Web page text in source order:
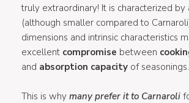
truly extraordinary! It is characterized by
(although smaller compared to
dimensions and intrinsic characteristics
excellent compromise between
and absorption capacity of seasonings.
This is why many prefer it to Carnaroli